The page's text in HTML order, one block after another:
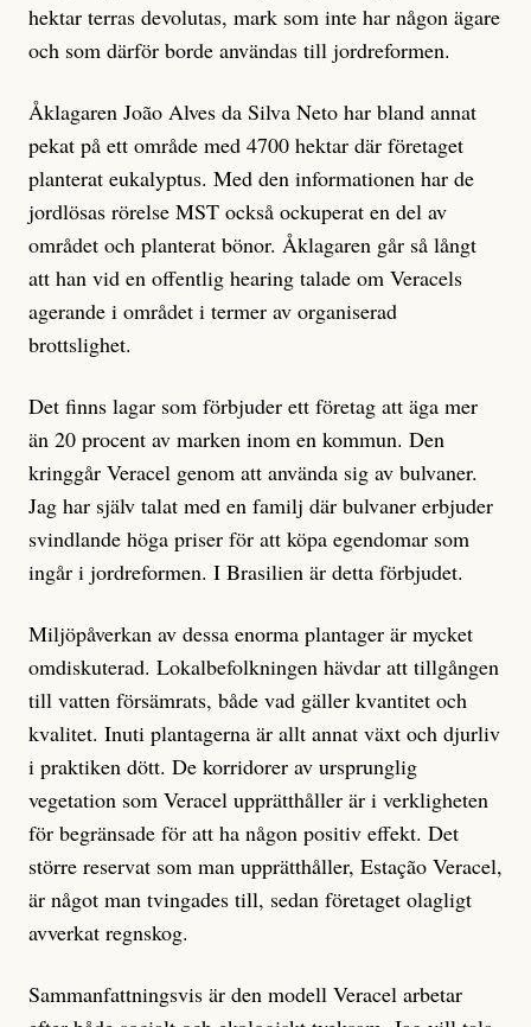
hektar terras devolutas, mark som inte har någon ägare
och som därför borde användas till jordreformen.
Åklagaren João Alves da Silva Neto har bland annat
pekat på ett område med 4700 hektar där företaget
planterat eukalyptus. Med den informationen har de
jordlösas rörelse MST också ockuperat en del av
området och planterat bönor. Åklagaren går så långt
att han vid en offentlig hearing talade om Veracels
agerande i området i termer av organiserad
brottslighet.
Det finns lagar som förbjuder ett företag att äga mer
än 20 procent av marken inom en kommun. Den
kringgår Veracel genom att använda sig av bulvaner.
Jag har själv talat med en familj där bulvaner erbjuder
svindlande höga priser för att köpa egendomar som
ingår i jordreformen. I Brasilien är detta förbjudet.
Miljöpåverkan av dessa enorma plantager är mycket
omdiskuterad. Lokalbefolkningen hävdar att tillgången
till vatten försämrats, både vad gäller kvantitet och
kvalitet. Inuti plantagerna är allt annat växt och djurliv
i praktiken dött. De korridorer av ursprunglig
vegetation som Veracel upprätthåller är i verkligheten
för begränsade för att ha någon positiv effekt. Det
större reservat som man upprätthåller, Estação Veracel,
är något man tvingades till, sedan företaget olagligt
avverkat regnskog.
Sammanfattningsvis är den modell Veracel arbetar